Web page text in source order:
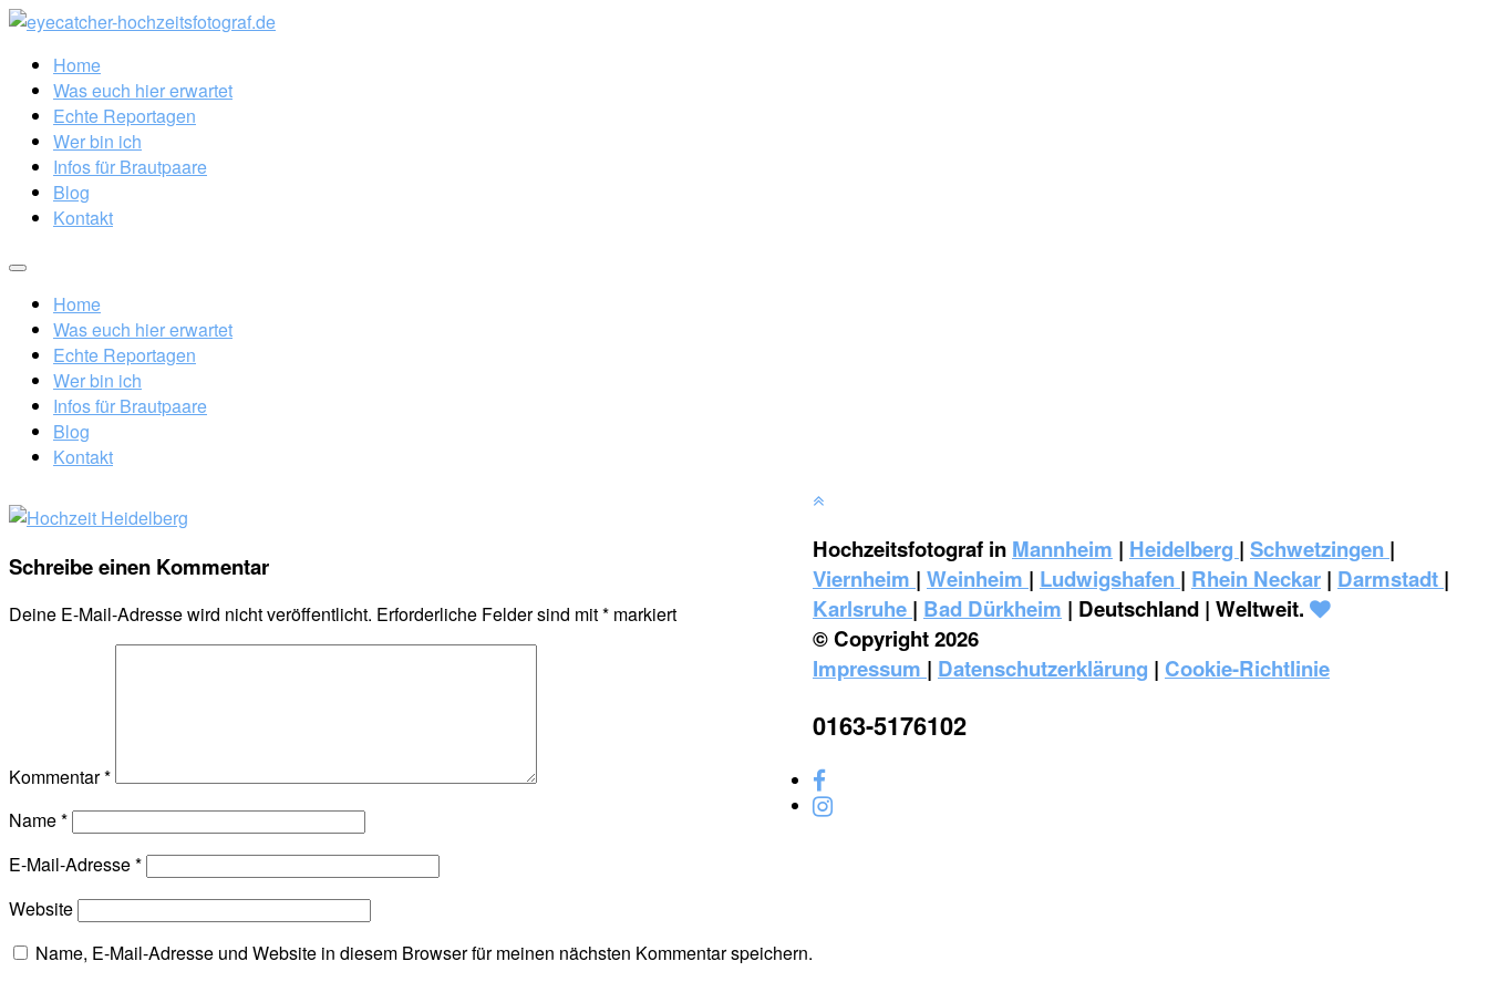
Home
Was euch hier erwartet
Echte Reportagen
Wer bin ich
Infos für Brautpaare
Blog
Kontakt
Home
Was euch hier erwartet
Echte Reportagen
Wer bin ich
Infos für Brautpaare
Blog
Kontakt
Schreibe einen Kommentar
Deine E-Mail-Adresse wird nicht veröffentlicht. Erforderliche Felder sind mit* markiert
Kommentar*
Name*
E-Mail-Adresse*
Website
Name, E-Mail-Adresse und Website in diesem Browser für meinen nächsten Kommentar speichern.
Hochzeitsfotograf in Mannheim | Heidelberg | Schwetzingen |
Viernheim | Weinheim | ‎Ludwigshafen | Rhein Neckar | Darmstadt |
Karlsruhe | Bad Dürkheim | Deutschland | Weltweit.
© Copyright 2026
Impressum | Datenschutzerklärung | Cookie-Richtlinie
0163-5176102